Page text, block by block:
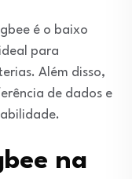
é o baixo
para
Além disso,
de dados e
na